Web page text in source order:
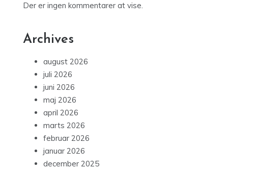
Der er ingen kommentarer at vise.
Archives
august 2026
juli 2026
juni 2026
maj 2026
april 2026
marts 2026
februar 2026
januar 2026
december 2025